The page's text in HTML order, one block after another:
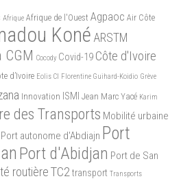
Afrique Afrique de l'Ouest Agpaoc Air Côte
Koné ARSTM
CGM Cocody Covid-19 Côte d'Ivoire
d’Ivoire Eolis CI Florentine Guihard-Koidio Grève
Innovation ISMI Jean Marc Yacé Karim
des Transports Mobilité urbaine
Port autonome d'Abdiajn Port
Port d'Abidjan Port de San
routièreTC2transport Transports